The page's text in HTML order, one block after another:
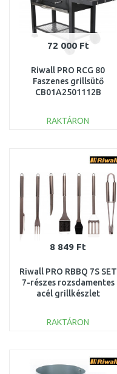
72 000 Ft
Riwall PRO RCG 80
Faszenes grillsütő
CB01A2501112B
RAKTÁRON
Összehasonlítás
8 849 Ft
Riwall PRO RBBQ 7S SET
7-részes rozsdamentes
acél grillkészlet
RAKTÁRON
Összehasonlítás